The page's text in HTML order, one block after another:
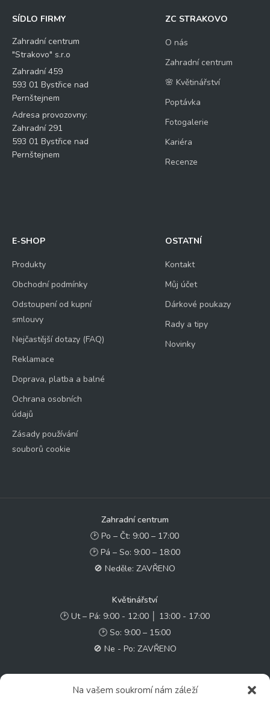
Na vašem soukromí nám záleží
SÍDLO FIRMY
Zahradní centrum
"Strakovo" s.r.o
Zahradní 459
593 01 Bystřice nad
Pernštejnem
Adresa provozovny:
Zahradní 291
593 01 Bystřice nad
Pernštejnem
ZC STRAKOVO
O nás
Zahradní centrum
🌸 Květinářství
Poptávka
Fotogalerie
Kariéra
Recenze
E-SHOP
Produkty
Obchodní podmínky
Odstoupení od kupní
smlouvy
Nejčastější dotazy (FAQ)
Reklamace
Doprava, platba a balné
Ochrana osobních
údajů
Zásady používání
souborů cookie
OSTATNÍ
Kontakt
Můj účet
Dárkové poukazy
Rady a tipy
Novinky
Zahradní centrum
🕑 Po – Čt: 9:00 – 17:00
🕑 Pá – So: 9:00 – 18:00
🚫 Neděle: ZAVŘENO
Květinářství
🕑 Ut – Pá: 9:00 - 12:00 │ 13:00 - 17:00
🕑 So: 9:00 – 15:00
🚫 Ne - Po: ZAVŘENO